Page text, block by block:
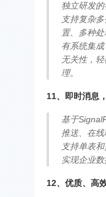
独立研发的
支持复杂
置、多种
有系统集
无关性，
理。
11、即时消息
基于
推送、在线
支持单表
实现企业数
12、优质、高